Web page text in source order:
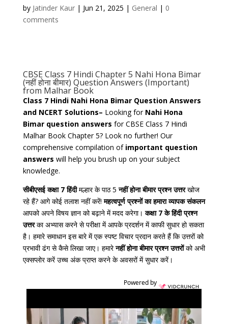
by Jatinder Kaur| Jun 21, 2025 | General | 0
comments
CBSE Class 7 Hindi Chapter 5 Nahi Hona Bimar
(नहीं होना बीमार) Question Answers (Important)
from Malhar Book
Class 7 Hindi Nahi Hona Bimar Question Answers
and NCERT Solutions– Looking for Nahi Hona
Bimar question answers for CBSE Class 7 Hindi
Malhar Book Chapter 5? Look no further! Our
comprehensive compilation of important question
answers will help you brush up on your subject
knowledge.
सीबीएसई कक्षा 7 हिंदीमल्हार के पाठ 5नहीं होना बीमार प्रश्न उत्तरखोज
रहे हैं? आगे कोई तलाश नहीं करें!महत्वपूर्ण प्रश्नों का हमारा व्यापक संकलन
आपको अपने विषय ज्ञान को बढ़ाने में मदद करेगा।कक्षा 7 के हिंदी प्रश्न
उत्तरका अभ्यास करने से परीक्षा में आपके प्रदर्शन में काफी सुधार हो सकता
है। हमारे समाधान इस बारे में एक स्पष्ट विचार प्रदान करते हैं कि उत्तरों को
प्रभावी ढंग से कैसे लिखा जाए। हमारेनहीं होना बीमार प्रश्न उत्तरोंको अभी
एक्सप्लोर करें उच्च अंक प्राप्त करने के अवसरों में सुधार करें।
Powered by